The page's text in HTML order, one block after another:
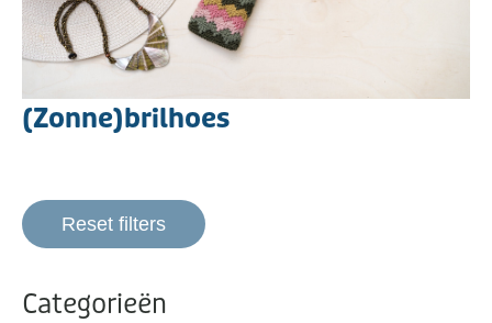
Reset filters
Categorieën
(Zonne)brilhoes